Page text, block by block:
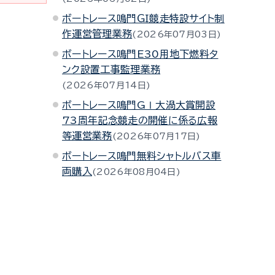
ボートレース鳴門ＧＩ競走特設サイト制
作運営管理業務
2026年07月03日
ボートレース鳴門E30用地下燃料タ
ンク設置工事監理業務
2026年07月14日
ボートレース鳴門GⅠ大渦大賞開設
73周年記念競走の開催に係る広報
等運営業務
2026年07月17日
ボートレース鳴門無料シャトルバス車
両購入
2026年08月04日